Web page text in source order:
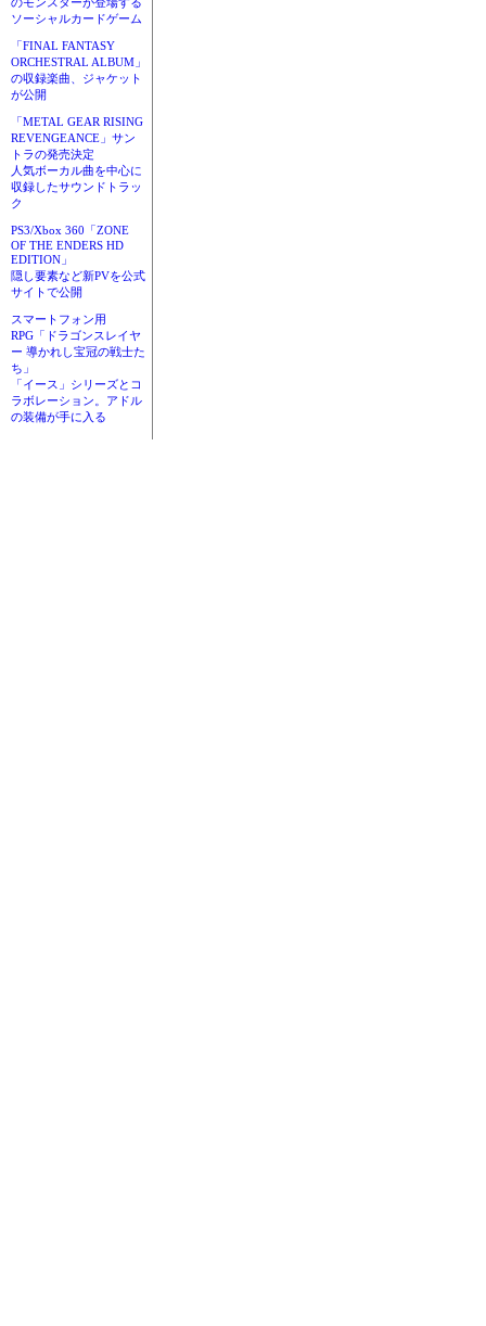
ソーシャルカードゲーム
「FINAL FANTASY
ORCHESTRAL ALBUM」
の収録楽曲、ジャケット
が公開
「METAL GEAR RISING
REVENGEANCE」サン
トラの発売決定
人気ボーカル曲を中心に
収録したサウンドトラッ
ク
PS3/Xbox 360「ZONE
OF THE ENDERS HD
EDITION」
隠し要素など新PVを公式
サイトで公開
スマートフォン用
RPG「ドラゴンスレイヤ
ー 導かれし宝冠の戦士た
ち」
「イース」シリーズとコ
ラボレーション。アドル
の装備が手に入る